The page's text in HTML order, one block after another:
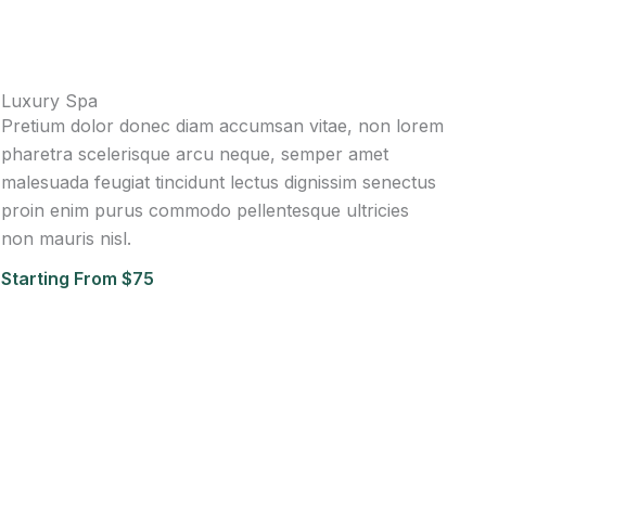
Luxury Spa
Pretium dolor donec diam accumsan vitae, non lorem
pharetra scelerisque arcu neque, semper amet
malesuada feugiat tincidunt lectus dignissim senectus
proin enim purus commodo pellentesque ultricies
non mauris nisl.
Starting From $75